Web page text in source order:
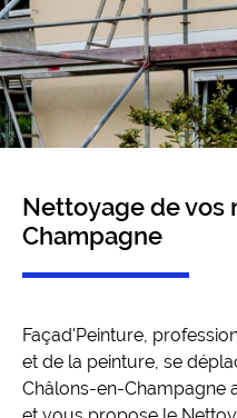
Nettoyage de vos
Champagne
Façad'Peinture,
et de la peinture, se
Châlons-en-Champagne